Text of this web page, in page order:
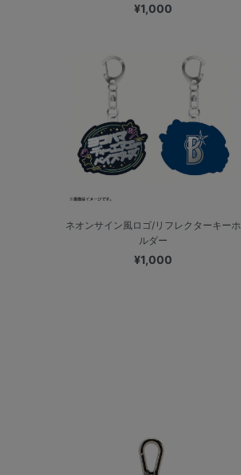
¥1,000
ネオンサイン風ロゴ/リフレクターキーホ
ルダー
¥1,000